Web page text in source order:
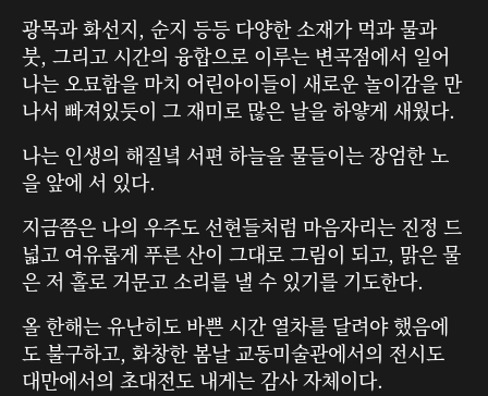
광목과 화선지, 순지 등등 다양한 소재가 먹과 물과
붓, 그리고 시간의 융합으로 이루는 변곡점에서 일어
나는 오묘함을 마치 어린아이들이 새로운 놀이감을 만
나서 빠져있듯이 그 재미로 많은 날을 하얗게 새웠다.
나는 인생의 해질녘 서편 하늘을 물들이는 장엄한 노
을 앞에 서 있다.
지금쯤은 나의 우주도 선현들처럼 마음자리는 진정 드
넓고 여유롭게 푸른 산이 그대로 그림이 되고, 맑은 물
은 저 홀로 거문고 소리를 낼 수 있기를 기도한다.
올 한해는 유난히도 바쁜 시간 열차를 달려야 했음에
도 불구하고, 화창한 봄날 교동미술관에서의 전시도
대만에서의 초대전도 내게는 감사 자체이다.